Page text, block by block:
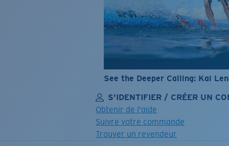
See the Deeper Calling: Kai
S’IDENTIFIER / CRÉER UN
Obtenir de l'aide
Suivre votre commande
Trouver un revendeur